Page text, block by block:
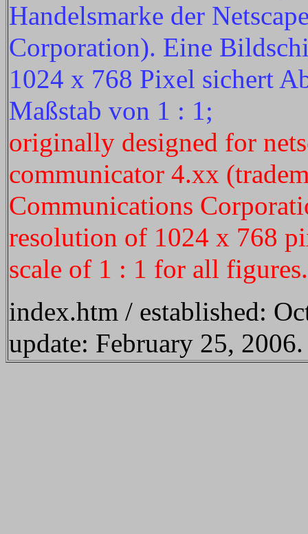
Handelsmarke der
Corporation). Eine
1024 x 768 Pixel sichert
Maßstab von 1 : 1;
originally designed for
communicator 4.xx
Communications
resolution of 1024 x 768
scale of 1 : 1 for all figures.
index.htm / established:
update: February 25, 2006.